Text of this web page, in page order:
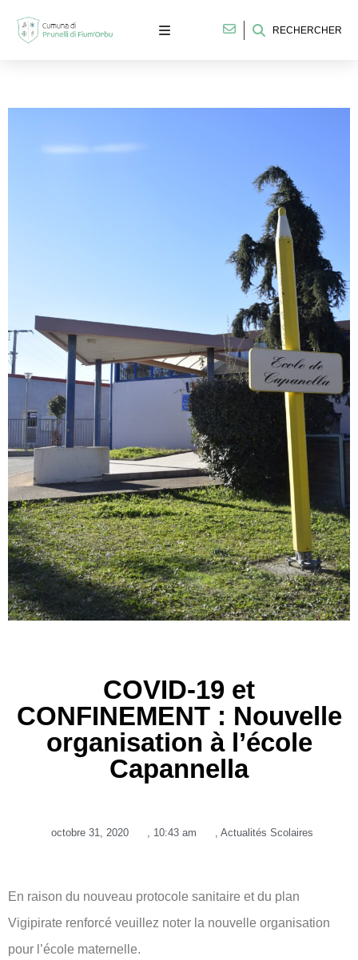
RECHERCHER
COVID-19 et
CONFINEMENT : Nouvelle
organisation à l’école
Capannella
octobre 31, 2020 10:43 am Actualités Scolaires
En raison du nouveau protocole sanitaire et du plan
Vigipirate renforcé veuillez noter la nouvelle organisation
pour l’école maternelle.